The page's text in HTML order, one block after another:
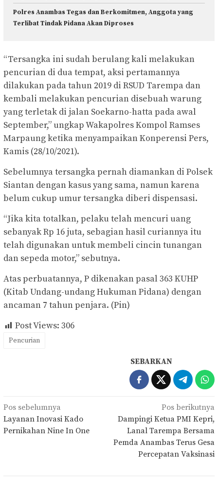
Polres Anambas Tegas dan Berkomitmen, Anggota yang
Terlibat Tindak Pidana Akan Diproses
“Tersangka ini sudah berulang kali melakukan
pencurian di dua tempat, aksi pertamannya
dilakukan pada tahun 2019 di RSUD Tarempa dan
kembali melakukan pencurian disebuah warung
yang terletak di jalan Soekarno-hatta pada awal
September,” ungkap Wakapolres Kompol Ramses
Marpaung ketika menyampaikan Konperensi Pers,
Kamis (28/10/2021).
Sebelumnya tersangka pernah diamankan di Polsek
Siantan dengan kasus yang sama, namun karena
belum cukup umur tersangka diberi dispensasi.
“Jika kita totalkan, pelaku telah mencuri uang
sebanyak Rp 16 juta, sebagian hasil curiannya itu
telah digunakan untuk membeli cincin tunangan
dan sepeda motor,” sebutnya.
Atas perbuatannya, P dikenakan pasal 363 KUHP
(Kitab Undang-undang Hukuman Pidana) dengan
ancaman 7 tahun penjara. (Pin)
Post Views: 306
Pencurian
SEBARKAN
Navigasi
pos
Pos sebelumnya
Layanan Inovasi Kado
Pernikahan Nine In One
Pos berikutnya
Dampingi Ketua PMI Kepri,
Lanal Tarempa Bersama
Pemda Anambas Terus Gesa
Percepatan Vaksinasi